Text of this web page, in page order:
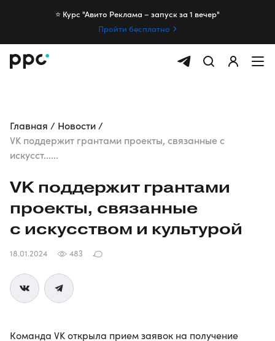
⭐️ Курс "Авито Реклама – запуск за 1 вечер"
Пройти бесплатно
Главная
Новости
VK поддержит грантами проекты, связанные с
искусст......
VK поддержит грантами
проекты, связанные
с искусством и культурой
18.01.2024 483
Команда VK открыла прием заявок на получение